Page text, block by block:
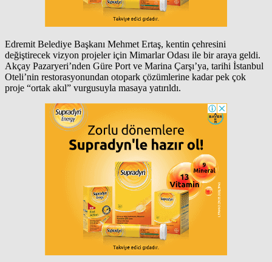
Edremit Belediye Başkanı Mehmet Ertaş, kentin çehresini
değiştirecek vizyon projeler için Mimarlar Odası ile bir araya geldi.
Akçay Pazaryeri’nden Güre Port ve Marina Çarşı’ya, tarihi İstanbul
Oteli’nin restorasyonundan otopark çözümlerine kadar pek çok
proje “ortak akıl” vurgusuyla masaya yatırıldı.